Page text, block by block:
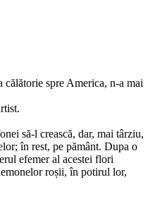
călătorie spre America, n-a mai
să-l crească, dar, mai târziu,
în rest, pe pământ. Dupa o
efemer al acestei flori
roșii, în potirul lor,